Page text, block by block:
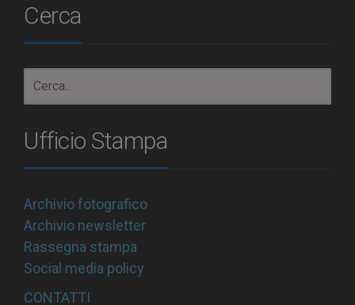
Cerca
Ufficio Stampa
Archivio fotografico
Archivio newsletter
Rassegna stampa
Social media policy
CONTATTI